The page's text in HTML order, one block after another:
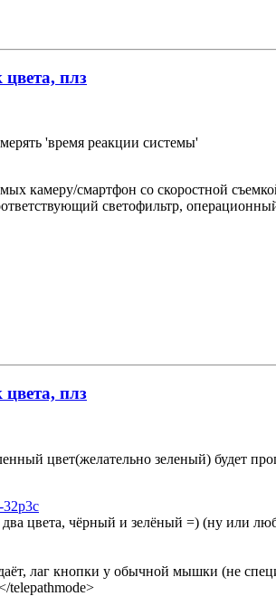
цвета, плз
'время реакции системы'
камеру/смартфон со скоростной
светофильтр,
цвета, плз
цвет(желательно зеленый) будет
два цвета, чёрный и зелёный =) (ну или
лаг кнопки у обычной мышки (не
telepathmode>